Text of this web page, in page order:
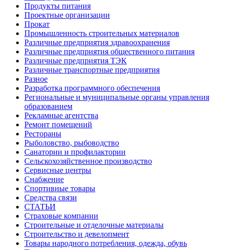
Продукты питания
Проектные организации
Прокат
Промышленность строительных материалов
Различные предприятия здравоохранения
Различные предприятия общественного питания
Различные предприятия ТЭК
Различные транспортные предприятия
Разное
Разработка программного обеспечения
Региональные и муниципальные органы управления
образованием
Рекламные агентства
Ремонт помещений
Рестораны
Рыболовство, рыбоводство
Санатории и профилактории
Сельскохозяйственное производство
Сервисные центры
Снабжение
Спортивные товары
Средства связи
СТАТЬИ
Страховые компании
Строительные и отделочные материалы
Строительство и девелопмент
Товары народного потребления, одежда, обувь